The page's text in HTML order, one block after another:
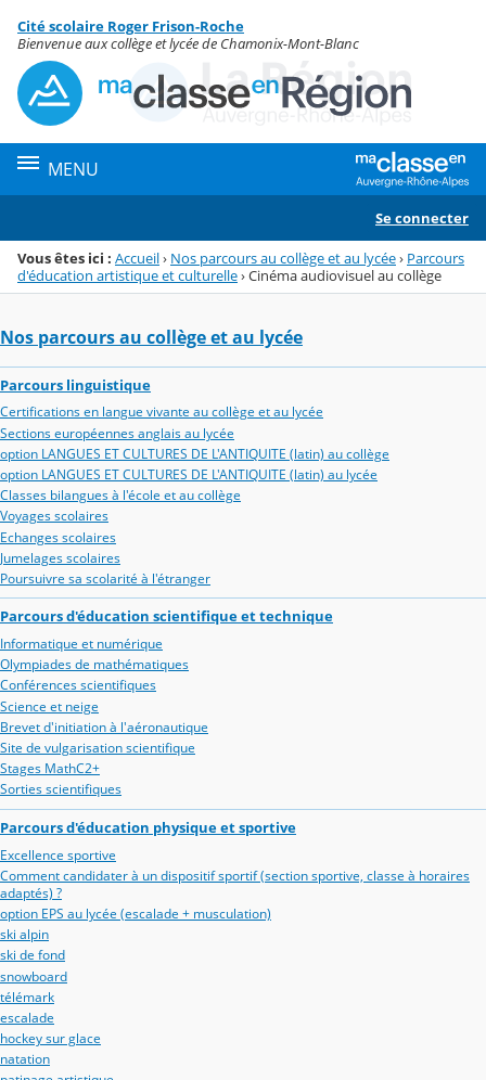
Menu de la rubrique
Contenu
Cité scolaire Roger Frison-Roche
Bienvenue aux collège et lycée de Chamonix-Mont-Blanc
MENU
Se connecter
Vous êtes ici : Accueil› Nos parcours au collège et au lycée› Parcours
d'éducation artistique et culturelle›Cinéma audiovisuel au collège
Nos parcours au collège et au lycée
Parcours linguistique
Certifications en langue vivante au collège et au lycée
Sections européennes anglais au lycée
option LANGUES ET CULTURES DE L'ANTIQUITE (latin) au collège
option LANGUES ET CULTURES DE L'ANTIQUITE (latin) au lycée
Classes bilangues à l'école et au collège
Voyages scolaires
Echanges scolaires
Jumelages scolaires
Poursuivre sa scolarité à l'étranger
Parcours d'éducation scientifique et technique
Informatique et numérique
Olympiades de mathématiques
Conférences scientifiques
Science et neige
Brevet d'initiation à l'aéronautique
Site de vulgarisation scientifique
Stages MathC2+
Sorties scientifiques
Parcours d'éducation physique et sportive
Excellence sportive
Comment candidater à un dispositif sportif (section sportive, classe à horaires
adaptés) ?
option EPS au lycée (escalade + musculation)
ski alpin
ski de fond
snowboard
télémark
escalade
hockey sur glace
natation